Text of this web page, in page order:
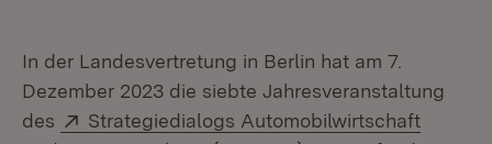
In der Landesvertretung in Berlin hat am 7.
Dezember 2023 die siebte Jahresveranstaltung
des
Extern:
Strategiedialogs Automobilwirtschaft